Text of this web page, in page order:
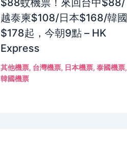
$88蚊機票！來回台中$88/
越泰柬$108/日本$168/韓國
$178起，今朝9點 – HK
Express
其他機票, 台灣機票, 日本機票, 泰國機票,
韓國機票